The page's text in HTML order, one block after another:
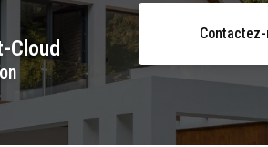
Cloud